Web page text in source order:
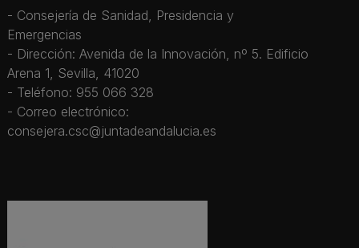
- Consejería de Sanidad, Presidencia y
Emergencias
- Dirección: Avenida de la Innovación, nº 5. Edificio
Arena 1, Sevilla, 41020
- Teléfono: 955 066 328
- Correo electrónico:
consejera.csc@juntadeandalucia.es